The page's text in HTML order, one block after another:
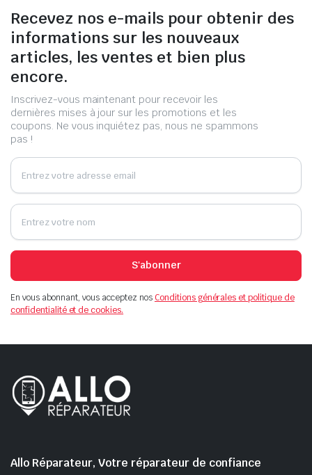
Recevez nos e-mails pour obtenir des
informations sur les nouveaux
articles, les ventes et bien plus
encore.
Inscrivez-vous maintenant pour recevoir les
dernières mises à jour sur les promotions et les
coupons. Ne vous inquiétez pas, nous ne spammons
pas !
S'abonner
En vous abonnant, vous acceptez nosConditions générales et politique de
confidentialité et de cookies.
Allo Réparateur, Votre réparateur de confiance